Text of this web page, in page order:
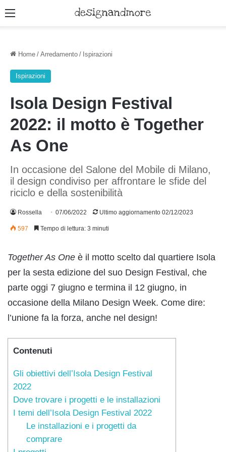
Menu
Home / Arredamento / Ispirazioni
Ispirazioni
Isola Design Festival
2022: il motto è Together
As One
In occasione del Salone del Mobile di Milano,
il design condiviso per affrontare le sfide del
riciclo e della sostenibilità
Rossella 07/06/2022 Ultimo aggiornamento 02/12/2023
597 Tempo di lettura: 3 minuti
Together As One è il motto scelto dal quartiere Isola
per la sesta edizione del suo Design Festival, che
parte oggi 7 giugno e termina il 12 giugno, in
occasione della Milano Design Week. Come dire:
l’unione fa la forza, anche nel design!
Contenuti
Gli obiettivi dell’Isola Design Festival
2022
Dove trovare i progetti e le installazioni
I temi dell’Isola Design Festival 2022
Le installazioni e i progetti da
comprare